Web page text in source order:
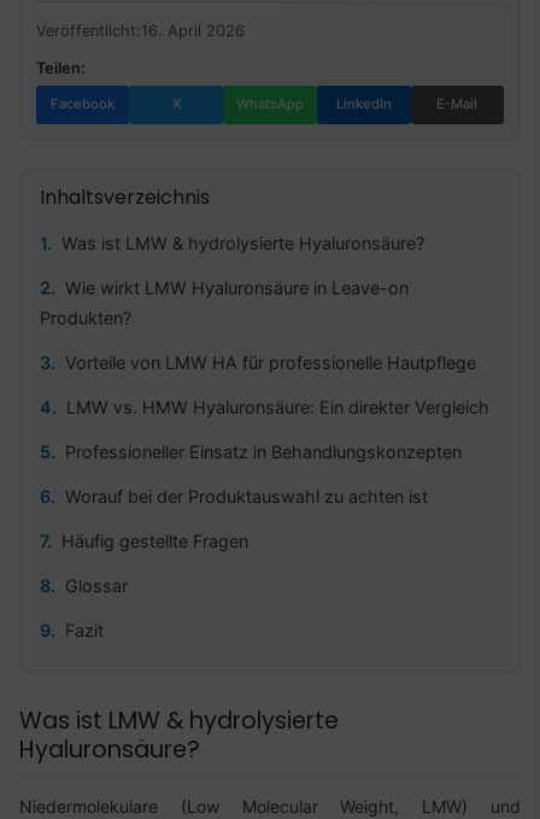
Veröffentlicht: 16. April 2026
Teilen:
Facebook X WhatsApp LinkedIn E-Mail
Inhaltsverzeichnis
Was ist LMW & hydrolysierte Hyaluronsäure?
Wie wirkt LMW Hyaluronsäure in Leave-on
Produkten?
Vorteile von LMW HA für professionelle Hautpflege
LMW vs. HMW Hyaluronsäure: Ein direkter Vergleich
Professioneller Einsatz in Behandlungskonzepten
Worauf bei der Produktauswahl zu achten ist
Häufig gestellte Fragen
Glossar
Fazit
Was ist LMW & hydrolysierte
Hyaluronsäure?
Niedermolekulare (Low Molecular Weight, LMW) und